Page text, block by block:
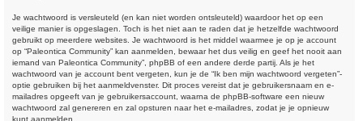
Je wachtwoord is versleuteld (en kan niet worden ontsleuteld) waardoor het op een
veilige manier is opgeslagen. Toch is het niet aan te raden dat je hetzelfde wachtwoord
gebruikt op meerdere websites. Je wachtwoord is het middel waarmee je op je account
op “Paleontica Community” kan aanmelden, bewaar het dus veilig en geef het nooit aan
iemand van Paleontica Community”, phpBB of een andere derde partij. Als je het
wachtwoord van je account bent vergeten, kun je de “Ik ben mijn wachtwoord vergeten”-
optie gebruiken bij het aanmeldvenster. Dit proces vereist dat je gebruikersnaam en e-
mailadres opgeeft van je gebruikersaccount, waarna de phpBB-software een nieuw
wachtwoord zal genereren en zal opsturen naar het e-mailadres, zodat je je opnieuw
kunt aanmelden.